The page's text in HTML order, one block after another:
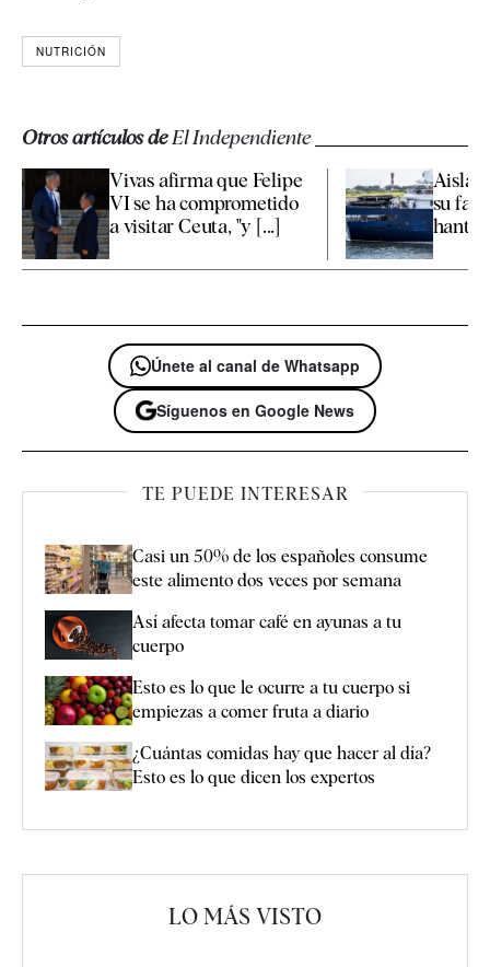
NUTRICIÓN
Otros artículos deEl Independiente
Vivas afirma que Felipe
VI se ha comprometido
a visitar Ceuta, "y [...]
su
Únete al canal de Whatsapp
Síguenos en Google News
TE PUEDE INTERESAR
Casi un 50% de los españoles consume
este alimento dos veces por semana
Así afecta tomar café en ayunas a tu
cuerpo
Esto es lo que le ocurre a tu cuerpo si
empiezas a comer fruta a diario
¿Cuántas comidas hay que hacer al día?
Esto es lo que dicen los expertos
LO MÁS VISTO